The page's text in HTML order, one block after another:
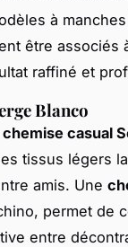
à
être associés
raffiné et
Blanco
chemise casual
tissus légers
amis. Une
permet de
entre